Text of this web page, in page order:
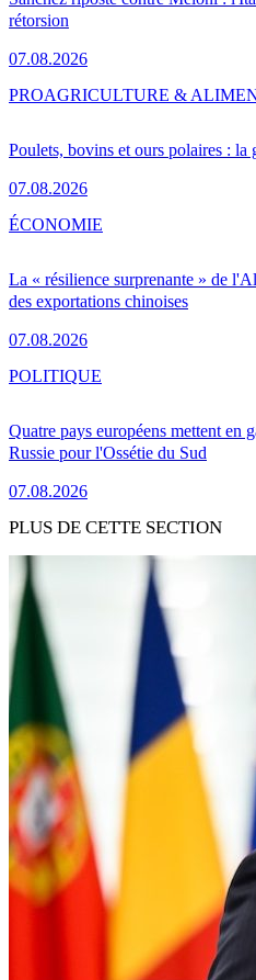
rétorsion
07.08.2026
Poulets, bovins et ours polaires : la
07.08.2026
PROAGRICULTURE &
La « résilience surprenante » de
des exportations chinoises
07.08.2026
ÉCONOMIE
Quatre pays européens mettent en
Russie pour l'Ossétie du Sud
07.08.2026
POLITIQUE
PLUS DE CETTE SECTION